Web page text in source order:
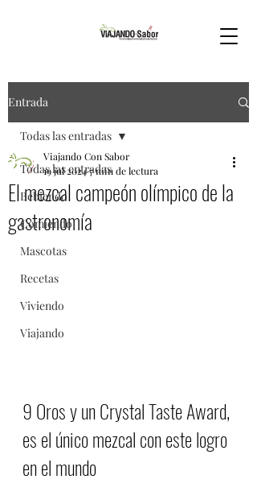
Entrada
Todas las entradas
Bebiendo
Comiendo
Mascotas
Recetas
Viviendo
Viajando
Todas las entradas
El mezcal campeón olímpico de la
gastronomía
Viajando Con Sabor
19 jul 20247 min de lectura
9 Oros y un Crystal Taste Award,
es el único mezcal con este logro
en el mundo